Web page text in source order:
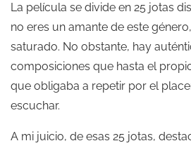
La película se divide en 25 jotas
no eres un amante de este
saturado. No obstante, hay
composiciones que hasta el
que obligaba a repetir por el
escuchar.
A mi juicio, de esas 25 jotas,